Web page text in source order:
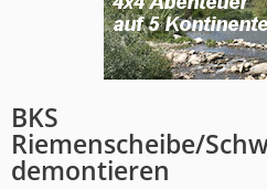
BKS
Riemenscheibe/
demontieren